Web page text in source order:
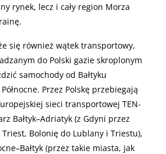
rynek, lecz i cały region Morza
się również wątek transportowy,
do Polski gazie skroplonym
samochody od Bałtyku
Przez Polskę przebiegają
sieci transportowej TEN-
Bałtyk–Adriatyk (z Gdyni przez
Bolonię do Lublany i Triestu),
(przez takie miasta, jak